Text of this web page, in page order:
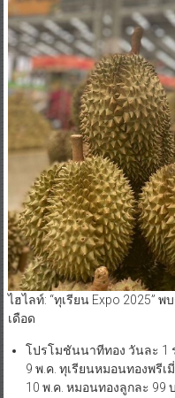
ไฮไลท์: “ทุเรียน Expo 2025”
เดือด
โปรโมชันนาทีทอง วันละ 1
9 พ.ค. ทุเรียนหมอนทองพรีเ
10 พ.ค. หมอนทองลูกละ 99